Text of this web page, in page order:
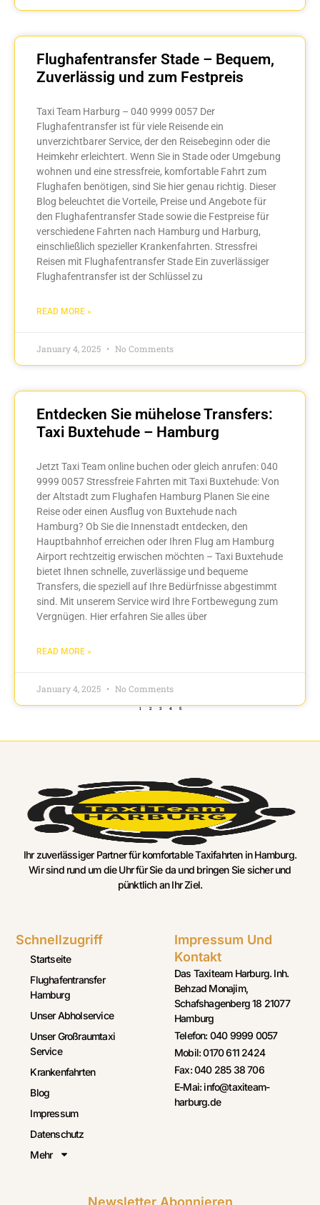
Flughafentransfer Stade – Bequem,
Zuverlässig und zum Festpreis
Taxi Team Harburg – 040 9999 0057 Der
Flughafentransfer ist für viele Reisende ein
unverzichtbarer Service, der den Reisebeginn oder die
Heimkehr erleichtert. Wenn Sie in Stade oder Umgebung
wohnen und eine stressfreie, komfortable Fahrt zum
Flughafen benötigen, sind Sie hier genau richtig. Dieser
Blog beleuchtet die Vorteile, Preise und Angebote für
den Flughafentransfer Stade sowie die Festpreise für
verschiedene Fahrten nach Hamburg und Harburg,
einschließlich spezieller Krankenfahrten. Stressfrei
Reisen mit Flughafentransfer Stade Ein zuverlässiger
Flughafentransfer ist der Schlüssel zu
READ MORE »
January 4, 2025 No Comments
Entdecken Sie mühelose Transfers:
Taxi Buxtehude – Hamburg
Jetzt Taxi Team online buchen oder gleich anrufen: 040
9999 0057 Stressfreie Fahrten mit Taxi Buxtehude: Von
der Altstadt zum Flughafen Hamburg Planen Sie eine
Reise oder einen Ausflug von Buxtehude nach
Hamburg? Ob Sie die Innenstadt entdecken, den
Hauptbahnhof erreichen oder Ihren Flug am Hamburg
Airport rechtzeitig erwischen möchten – Taxi Buxtehude
bietet Ihnen schnelle, zuverlässige und bequeme
Transfers, die speziell auf Ihre Bedürfnisse abgestimmt
sind. Mit unserem Service wird Ihre Fortbewegung zum
Vergnügen. Hier erfahren Sie alles über
READ MORE »
January 4, 2025 No Comments
1 2 3 4 5
Ihr zuverlässiger Partner für komfortable Taxifahrten in Hamburg.
Wir sind rund um die Uhr für Sie da und bringen Sie sicher und
pünktlich an Ihr Ziel.
Schnellzugriff
Startseite
Flughafentransfer
Hamburg
Unser Abholservice
Unser Großraumtaxi
Service
Krankenfahrten
Blog
Impressum
Datenschutz
Mehr
Impressum Und
Kontakt
Das Taxiteam Harburg. Inh.
Behzad Monajim,
Schafshagenberg 18 21077
Hamburg
Telefon: 040 9999 0057
Mobil: 0170 611 2424
Fax: 040 285 38 706
E-Mai: info@taxiteam-
harburg.de
Newsletter Abonnieren